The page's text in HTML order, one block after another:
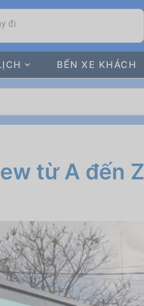
đi
BẾN XE KHÁCH
từ A đến Z